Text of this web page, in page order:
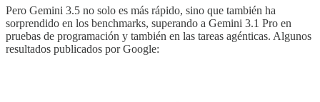
Pero Gemini 3.5 no solo es más rápido, sino que también ha
sorprendido en los benchmarks, superando a Gemini 3.1 Pro en
pruebas de programación y también en las tareas agénticas. Algunos
resultados publicados por Google: